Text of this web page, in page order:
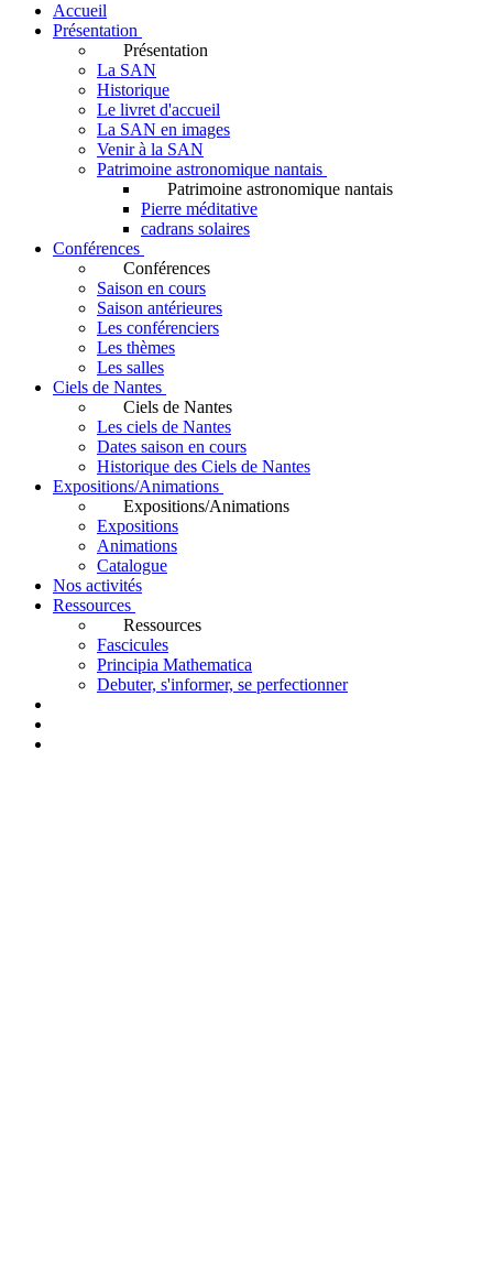
Accueil
Présentation
Présentation
La SAN
Historique
Le livret d'accueil
La SAN en images
Venir à la SAN
Patrimoine astronomique nantais
Patrimoine astronomique nantais
Pierre méditative
cadrans solaires
Conférences
Conférences
Saison en cours
Saison antérieures
Les conférenciers
Les thèmes
Les salles
Ciels de Nantes
Ciels de Nantes
Les ciels de Nantes
Dates saison en cours
Historique des Ciels de Nantes
Expositions/Animations
Expositions/Animations
Expositions
Animations
Catalogue
Nos activités
Ressources
Ressources
Fascicules
Principia Mathematica
Debuter, s'informer, se perfectionner